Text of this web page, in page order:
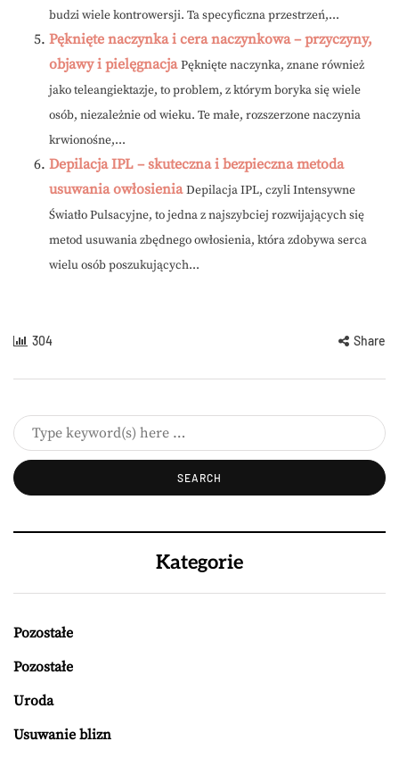
budzi wiele kontrowersji. Ta specyficzna przestrzeń,...
Pęknięte naczynka i cera naczynkowa – przyczyny,
objawy i pielęgnacja Pęknięte naczynka, znane również
jako teleangiektazje, to problem, z którym boryka się wiele
osób, niezależnie od wieku. Te małe, rozszerzone naczynia
krwionośne,...
Depilacja IPL – skuteczna i bezpieczna metoda
usuwania owłosienia Depilacja IPL, czyli Intensywne
Światło Pulsacyjne, to jedna z najszybciej rozwijających się
metod usuwania zbędnego owłosienia, która zdobywa serca
wielu osób poszukujących...
304 Share
Kategorie
Pozostałe
Pozostałe
Uroda
Usuwanie blizn